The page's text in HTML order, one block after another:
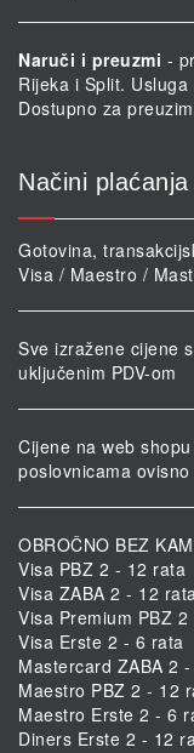
Naruči i preuzmi -
Rijeka i Split.
Dostupno za
Načini plaćanja
Gotovina,
Visa / Maestro /
Sve izražene cijene
uključenim PDV-om
Cijene na web
poslovnicama
OBROČNO BEZ
Visa PBZ 2 - 12 rata
Visa ZABA 2 - 12
Visa Premium PBZ
Visa Erste 2 - 6 rata
Mastercard ZABA 2
Maestro PBZ 2 - 12
Maestro Erste 2 - 6
Diners Erste 2 - 12